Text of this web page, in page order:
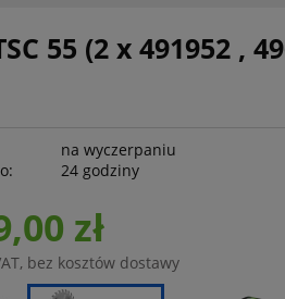
55 (2 x 491952 ,
na wyczerpaniu
24 godziny
zł
bez kosztów dostawy